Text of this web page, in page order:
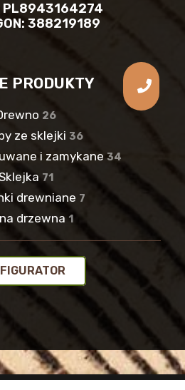
PL8943164274
388219189
PRODUKTY
26
ze sklejki 36
i zamykane 34
71
drewniane 7
drzewna 1